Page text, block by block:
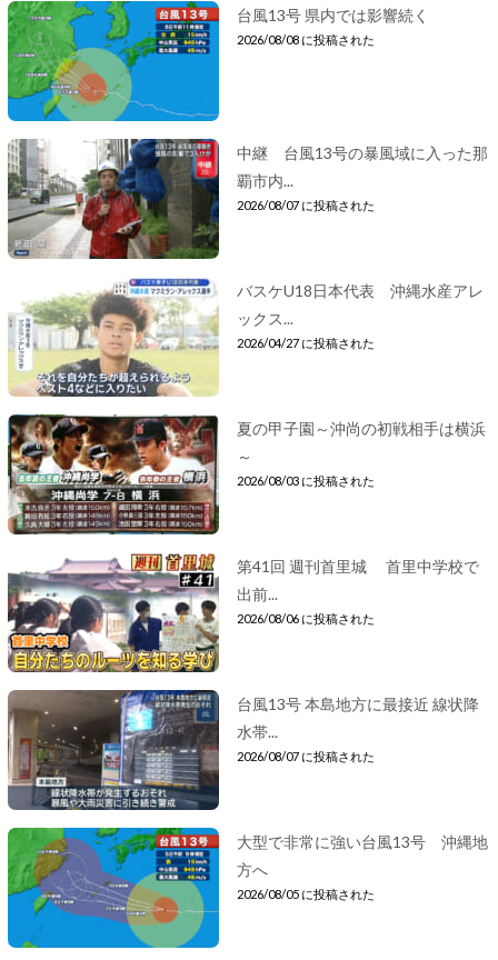
台風13号 県内では影響続く
2026/08/08 に投稿された
中継 台風13号の暴風域に入った那
覇市内...
2026/08/07 に投稿された
バスケU18日本代表 沖縄水産アレ
ックス...
2026/04/27 に投稿された
夏の甲子園～沖尚の初戦相手は横浜
～
2026/08/03 に投稿された
第41回 週刊首里城 首里中学校で
出前...
2026/08/06 に投稿された
台風13号 本島地方に最接近 線状降
水帯...
2026/08/07 に投稿された
大型で非常に強い台風13号 沖縄地
方へ
2026/08/05 に投稿された